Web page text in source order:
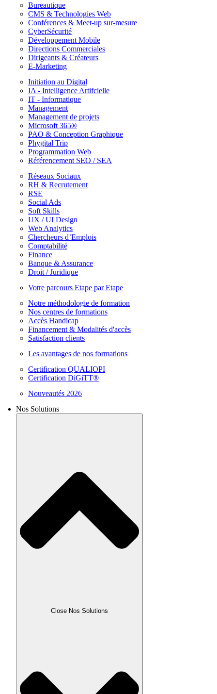
Bureautique
CMS & Technologies Web
Conférences & Meet-up sur-mesure
CyberSécurité
Développement Mobile
Directions Commerciales
Dirigeants & Créateurs
E-Marketing
Initiation au Digital
IA - Intelligence Artifcielle
IT - Informatique
Management
Management de projets
Microsoft 365®
PAO & Conception Graphique
Phygital Trip
Programmation Web
Référencement SEO / SEA
Réseaux Sociaux
RH & Recrutement
RSE
Social Ads
Soft Skills
UX / UI Design
Web Analytics
Chercheurs d’Emplois
Comptabilité
Finance
Banque & Assurance
Droit / Juridique
Votre parcours Etape par Etape
Notre méthodologie de formation
Nos centres de formations
Accès Handicap
Financement & Modalités d'accès
Satisfaction clients
Les avantages de nos formations
Certification QUALIOPI
Certification DiGiTT®
Nouveautés 2026
Nos Solutions
Close Nos Solutions